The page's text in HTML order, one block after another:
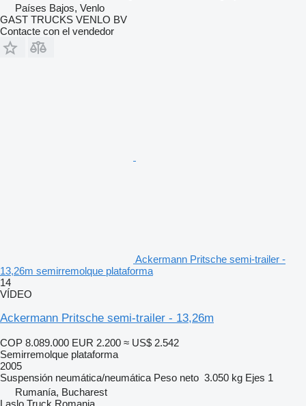
Países Bajos, Venlo
GAST TRUCKS VENLO BV
Contacte con el vendedor
Ackermann Pritsche semi-trailer -
13,26m semirremolque plataforma
14
VÍDEO
Ackermann Pritsche semi-trailer - 13,26m
COP 8.089.000 EUR 2.200 ≈ US$ 2.542
Semirremolque plataforma
2005
Suspensión neumática/neumática Peso neto 3.050 kg Ejes 1
Rumanía, Bucharest
Laslo Truck Romania